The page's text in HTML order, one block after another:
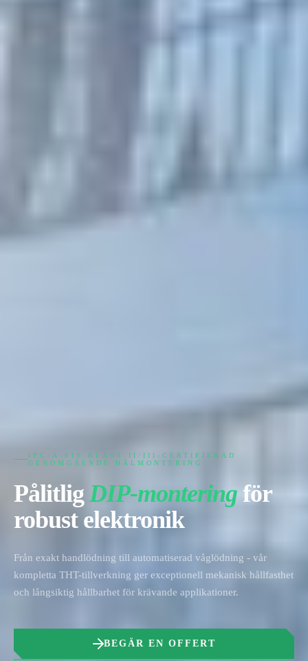
IPC-A-610 KLASS II/III-CERTIFIERAD
GENOMGÅENDE HÅLMONTERING
PålitligDIP-montering för
robust elektronik
Från exakt handlödning till automatiserad våglödning - vår
kompletta THT-tillverkning ger exceptionell mekanisk hållfasthet
och långsiktig hållbarhet för krävande applikationer.
BEGÄR EN OFFERT